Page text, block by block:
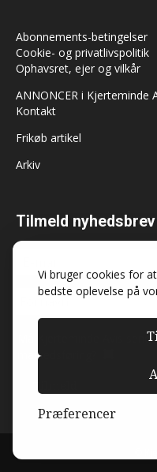
Vi bruger cookies for
bedste oplevelse på
Præferencer
Abonnements-betingelser
Cookie- og privatlivspolitik
Ophavsret, ejer og vilkår
ANNONCER i Kjerteminde
Kontakt
Frikøb artikel
Arkiv
Tilmeld nyhedsbrev
Må Kjerteminde Avis
markedsføring?